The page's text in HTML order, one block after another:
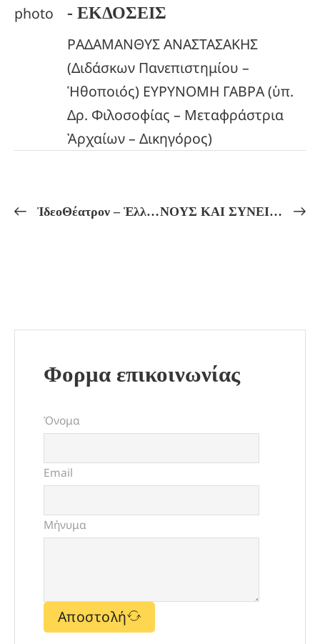
- ΕΚΔΟΣΕΙΣ
ΡΑΔΑΜΑΝΘΥΣ ΑΝΑΣΤΑΣΑΚΗΣ
(Διδάσκων Πανεπιστημίου –
Ἡθοποιός) ΕΥΡΥΝΟΜΗ ΓΑΒΡΑ (ὑπ.
Δρ. Φιλοσοφίας – Μεταφράστρια
Ἀρχαίων – Δικηγόρος)
ἸδεοΘέατρον – Ἑλληνικόν Πνεῦμα Πρόγραμμα Μαθημάτων ἀπό 12/01 ἔως 17/01 ΝΟΥΣ ΚΑΙ ΣΥΝΕΙΔΗΣΗ! Πρακτικά Μαθήματα Πυθαγορείου Φιλοσοφίας καί Μυσταγωγίας!
Φορμα επικοινωνίας
Όνομα
Email
Μήνυμα
Αποστολή